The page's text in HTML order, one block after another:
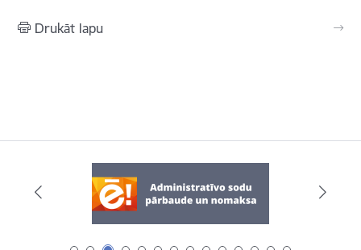
Drukāt lapu